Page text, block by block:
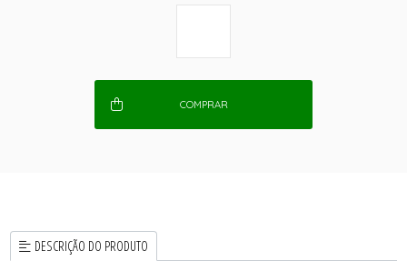
COMPRAR
DESCRIÇÃO DO PRODUTO